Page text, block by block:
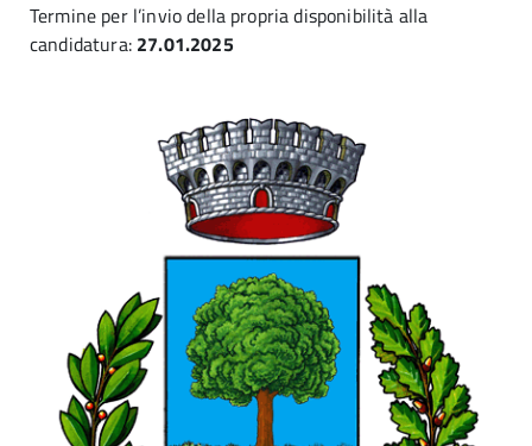
Termine per l’invio della propria disponibilità alla
candidatura: 27.01.2025